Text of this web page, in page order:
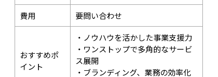
費用
要問い合わせ
おすすめポ
イント
・ノウハウを活かした事業支援力
・ワンストップで多角的なサービ
ス展開
・ブランディング、業務の効率化